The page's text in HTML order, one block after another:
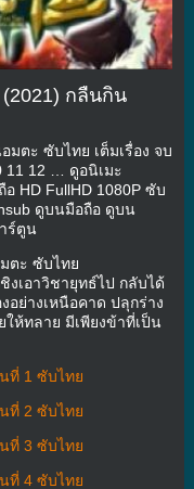
กลืนกิน
มตะ ซับไทย เต็มเรื่อง จบ
11 12 … ดูอนิเมะ
HD FullHD 1080P ซับ
ดูบนมือถือ ดูบน
ร์ตูน
ตะ ซับไทย
งเอาวิชายุทธ์ไป กลับได้
ย่างเหนือคาด ปลุกร่าง
ห้ทลาย มีเพียงข้าที่เป็น
ที่ 1 ซับไทย
ที่ 2 ซับไทย
ที่ 3 ซับไทย
ที่ 4 ซับไทย